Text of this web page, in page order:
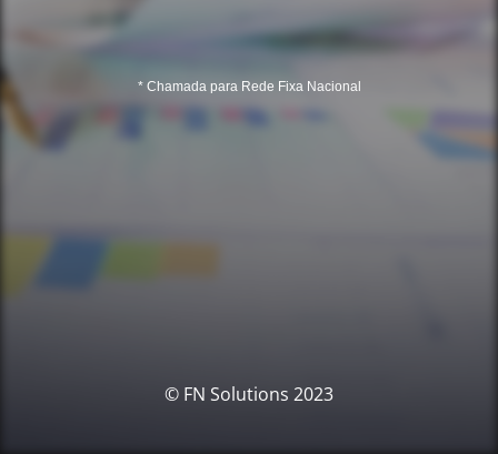
* Chamada para Rede Fixa Nacional
© FN Solutions 2023